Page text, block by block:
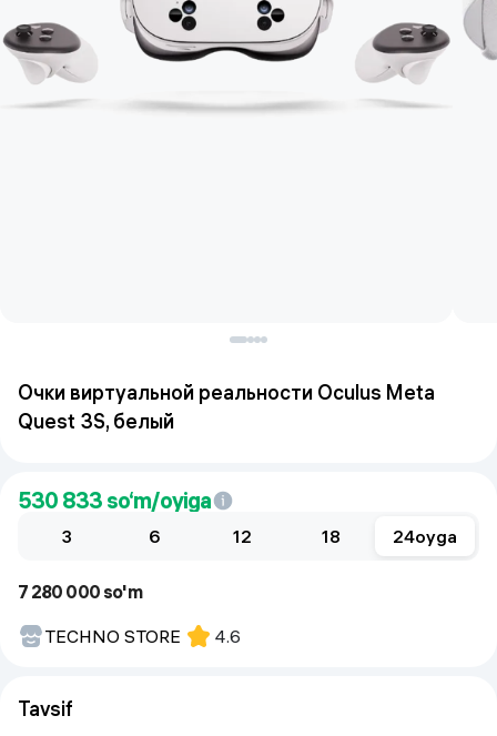
Очки виртуальной реальности Oculus Meta
Quest 3S, белый
530 833 so‘m/oyiga
3 6 12 18 24oyga
7 280 000 so'm
TECHNO STORE
4.6
Tavsif